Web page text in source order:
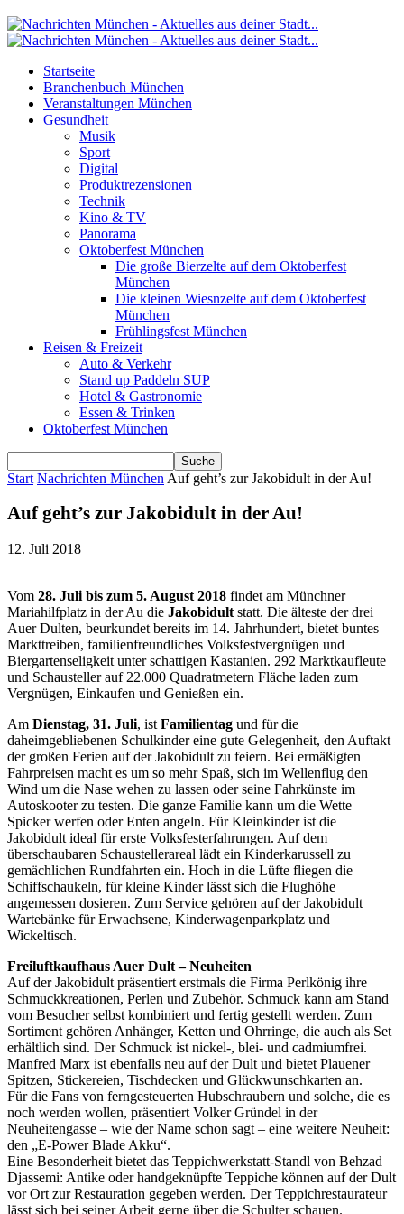
Startseite
Branchenbuch München
Veranstaltungen München
Gesundheit
Musik
Sport
Digital
Produktrezensionen
Technik
Kino & TV
Panorama
Oktoberfest München
Die große Bierzelte auf dem Oktoberfest
München
Die kleinen Wiesnzelte auf dem Oktoberfest
München
Frühlingsfest München
Reisen & Freizeit
Auto & Verkehr
Stand up Paddeln SUP
Hotel & Gastronomie
Essen & Trinken
Oktoberfest München
Start Nachrichten München Auf geht’s zur Jakobidult in der Au!
Auf geht’s zur Jakobidult in der Au!
12. Juli 2018
Vom 28. Juli bis zum 5. August 2018 findet am Münchner
Mariahilfplatz in der Au die Jakobidult statt. Die älteste der drei
Auer Dulten, beurkundet bereits im 14. Jahrhundert, bietet buntes
Markttreiben, familienfreundliches Volksfestvergnügen und
Biergartenseligkeit unter schattigen Kastanien. 292 Marktkaufleute
und Schausteller auf 22.000 Quadratmetern Fläche laden zum
Vergnügen, Einkaufen und Genießen ein.
Am Dienstag, 31. Juli, ist Familientag und für die
daheimgebliebenen Schulkinder eine gute Gelegenheit, den Auftakt
der großen Ferien auf der Jakobidult zu feiern. Bei ermäßigten
Fahrpreisen macht es um so mehr Spaß, sich im Wellenflug den
Wind um die Nase wehen zu lassen oder seine Fahrkünste im
Autoskooter zu testen. Die ganze Familie kann um die Wette
Spicker werfen oder Enten angeln. Für Kleinkinder ist die
Jakobidult ideal für erste Volksfesterfahrungen. Auf dem
überschaubaren Schaustellerareal lädt ein Kinderkarussell zu
gemächlichen Rundfahrten ein. Hoch in die Lüfte fliegen die
Schiffschaukeln, für kleine Kinder lässt sich die Flughöhe
angemessen dosieren. Zum Service gehören auf der Jakobidult
Wartebänke für Erwachsene, Kinderwagenparkplatz und
Wickeltisch.
Freiluftkaufhaus Auer Dult – Neuheiten
Auf der Jakobidult präsentiert erstmals die Firma Perlkönig ihre
Schmuckkreationen, Perlen und Zubehör. Schmuck kann am Stand
vom Besucher selbst kombiniert und fertig gestellt werden. Zum
Sortiment gehören Anhänger, Ketten und Ohrringe, die auch als Set
erhältlich sind. Der Schmuck ist nickel-, blei- und cadmiumfrei.
Manfred Marx ist ebenfalls neu auf der Dult und bietet Plauener
Spitzen, Stickereien, Tischdecken und Glückwunschkarten an.
Für die Fans von ferngesteuerten Hubschraubern und solche, die es
noch werden wollen, präsentiert Volker Gründel in der
Neuheitengasse – wie der Name schon sagt – eine weitere Neuheit:
den „E-Power Blade Akku“.
Eine Besonderheit bietet das Teppichwerkstatt-Standl von Behzad
Djassemi: Antike oder handgeknüpfte Teppiche können auf der Dult
vor Ort zur Restauration gegeben werden. Der Teppichrestaurateur
lässt sich bei seiner Arbeit gerne über die Schulter schauen.